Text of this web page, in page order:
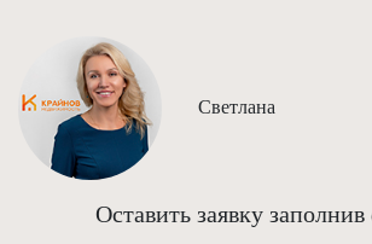
Светлана
Оставить заявку